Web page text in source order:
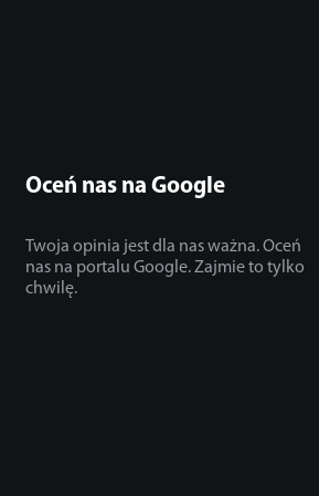
Oceń nas na Google
Twoja opinia jest dla nas ważna. Oceń
nas na portalu Google. Zajmie to tylko
chwilę.